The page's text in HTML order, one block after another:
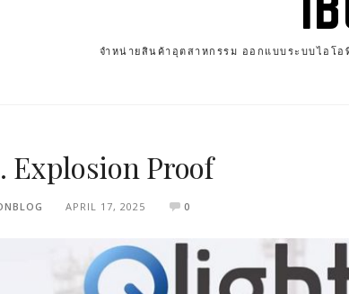
จำหน่ายสินค้าอุตสาหกรรม ออกแบบระบบไอโอ
Proof
APRIL 17, 2025 0